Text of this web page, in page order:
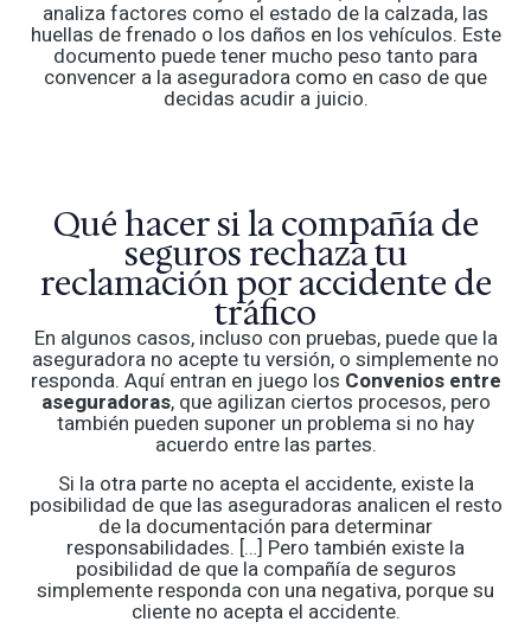
analiza factores como el estado de la calzada, las
huellas de frenado o los daños en los vehículos. Este
documento puede tener mucho peso tanto para
convencer a la aseguradora como en caso de que
decidas acudir a juicio.
Qué hacer si la compañía de
seguros rechaza tu
reclamación por accidente de
tráfico
En algunos casos, incluso con pruebas, puede que la
aseguradora no acepte tu versión, o simplemente no
responda. Aquí entran en juego los Convenios entre
aseguradoras, que agilizan ciertos procesos, pero
también pueden suponer un problema si no hay
acuerdo entre las partes.
Si la otra parte no acepta el accidente, existe la
posibilidad de que las aseguradoras analicen el resto
de la documentación para determinar
responsabilidades. […] Pero también existe la
posibilidad de que la compañía de seguros
simplemente responda con una negativa, porque su
cliente no acepta el accidente.